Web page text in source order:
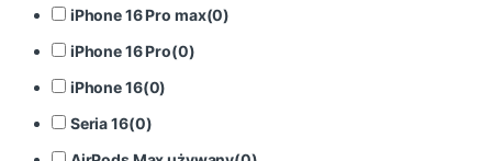
iPhone 16 Pro max(0)
iPhone 16 Pro(0)
iPhone 16(0)
Seria 16(0)